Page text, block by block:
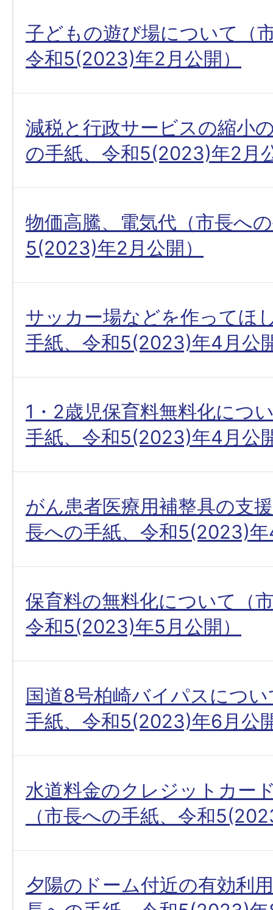
子どもの遊び場について（
令和5(2023)年2月公開）
減税と行政サービスの縮小
の手紙、令和5(2023)年2月
物価高騰、電気代（市長へ
5(2023)年2月公開）
サッカー場などを作ってほ
手紙、令和5(2023)年4月公
1・2歳児保育料無料化につ
手紙、令和5(2023)年4月公
がん患者医療用補整具の支
長への手紙、令和5(2023)
保育料の無料化について（
令和5(2023)年5月公開）
国道8号柏崎バイパスにつ
手紙、令和5(2023)年6月公
水道料金のクレジットカー
（市長への手紙、令和
夕陽のドーム付近の有効利